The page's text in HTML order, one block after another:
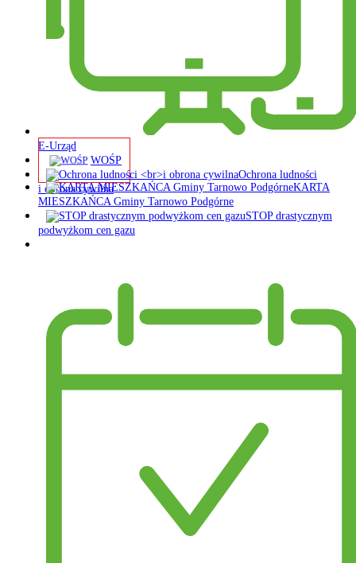
E-Urząd
WOŚP
Ochrona ludności
i obrona cywilna
KARTA
MIESZKAŃCA Gminy Tarnowo Podgórne
STOP drastycznym
podwyżkom cen gazu